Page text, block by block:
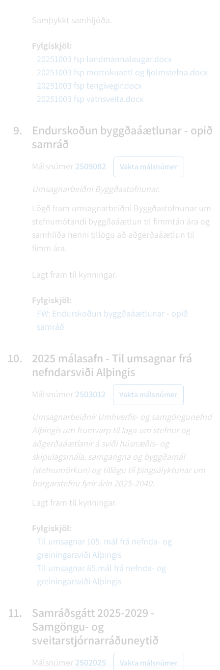
Samþykkt samhljóða.
Fylgiskjöl:
20251003 fsp landmannalaugar.docx
20251003 fsp mottokuaetl og fjolmstefna.docx
20251003 fsp tengivegir.docx
20251003 fsp vatnsveita.docx
9.
Endurskoðun byggðaáætlunar - opið
samráð
Málsnúmer 2509082 Vakta málsnúmer
Umsagnarbeiðni Byggðastofnunar.
Lögð fram umsagnarbeiðni Byggðastofnunar um
stefnumótandi byggðaáætlun til fimmtán ára og
samhliða henni tillögu að aðgerðaáætlun til
fimm ára.
Lagt fram til kynningar.
Fylgiskjöl:
FW: Endurskoðun byggðaáætlunar - opið
samráð
10.
2025 málasafn - Til umsagnar frá
nefndarsviði Alþingis
Málsnúmer 2503012 Vakta málsnúmer
Umsagnarbeiðnir Umhverfis- og samgöngunefnd
Alþingis um frumvarp til laga um stefnur og
aðgerðaáætlanir á sviði húsnæðis- og
skipulagsmála, samgangna og byggðamál
(stefnumörkun) og tillögu til þingsályktunar um
borgarstefnu fyrir árin 2025-2040.
Lagt fram til kynningar.
Fylgiskjöl:
Til umsagnar 105. mál frá nefnda- og
greiningarsviði Alþingis
Til umsagnar 85.mál frá nefnda- og
greiningarsviði Alþingis
11.
Samráðsgátt 2025-2029 -
Samgöngu- og
sveitarstjórnarráðuneytið
Málsnúmer 2502025 Vakta málsnúmer